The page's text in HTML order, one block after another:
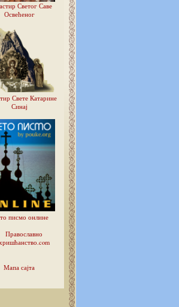
Светог Саве
Освећеног
Свете Катарине
Синај
писмо онлине
Мапа сајта